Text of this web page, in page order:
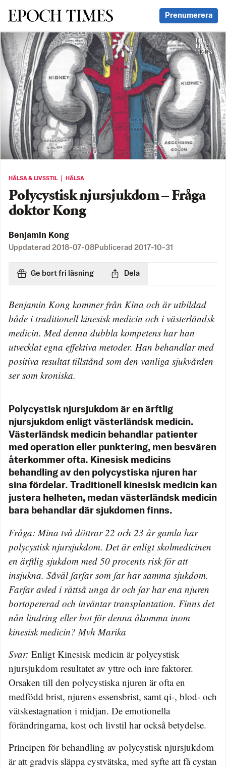
Svenska Epoch Times Prenumerera
HÄLSA & LIVSSTIL ｜ HÄLSA
Polycystisk njursjukdom – Fråga
doktor Kong
Benjamin Kong
Uppdaterad 2018-07-08 Publicerad 2017-10-31
Ge bort fri läsning Dela
Benjamin Kong kommer från Kina och är utbildad
både i traditionell kinesisk medicin och i västerländsk
medicin. Med denna dubbla kompetens har han
utvecklat egna effektiva metoder. Han behandlar med
positiva resultat tillstånd som den vanliga sjukvården
ser som kroniska.
Polycystisk njursjukdom är en ärftlig
njursjukdom enligt västerländsk medicin.
Västerländsk medicin behandlar patienter
med operation eller punktering, men besvären
återkommer ofta. Kinesisk medicins
behandling av den polycystiska njuren har
sina fördelar. Traditionell kinesisk medicin kan
justera helheten, medan västerländsk medicin
bara behandlar där sjukdomen finns.
Fråga: Mina två döttrar 22 och 23 år gamla har
polycystisk njursjukdom. Det är enligt skolmedicinen
en ärftlig sjukdom med 50 procents risk för att
insjukna. Såväl farfar som far har samma sjukdom.
Farfar avled i rättså unga år och far har ena njuren
bortopererad och inväntar transplantation. Finns det
nån lindring eller bot för denna åkomma inom
kinesisk medicin? Mvh Marika
Svar: Enligt Kinesisk medicin är polycystisk
njursjukdom resultatet av yttre och inre faktorer.
Orsaken till den polycystiska njuren är ofta en
medfödd brist, njurens essensbrist, samt qi-, blod- och
vätskestagnation i midjan. De emotionella
förändringarna, kost och livstil har också betydelse.
Principen för behandling av polycystisk njursjukdom
är att gradvis släppa cystvätska, med syfte att få cystan